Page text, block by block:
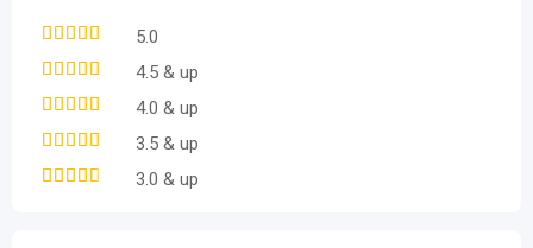
5.0
4.5 & up
4.0 & up
3.5 & up
3.0 & up